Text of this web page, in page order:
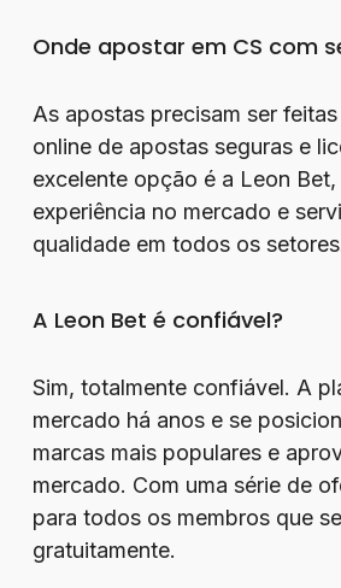
Onde apostar em CS com
As apostas precisam ser
online de apostas seguras e
excelente opção é a Leon
experiência no mercado e
qualidade em todos os
A Leon Bet é confiável?
Sim, totalmente confiável. A
mercado há anos e se
marcas mais populares e
mercado. Com uma série de
para todos os membros que
gratuitamente.